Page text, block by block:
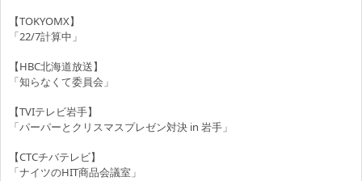
【TOKYOMX】
「22/7計算中」
【HBC北海道放送】
「知らなくて委員会」
【TVIテレビ岩手】
「パーパーとクリスマスプレゼン対決 in 岩手」
【CTCチバテレビ】
「ナイツのHIT商品会議室」